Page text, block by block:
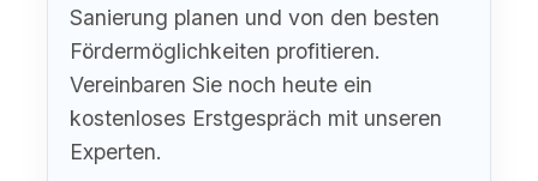
Sanierung planen und von den besten
Fördermöglichkeiten profitieren.
Vereinbaren Sie noch heute ein
kostenloses Erstgespräch mit unseren
Experten.